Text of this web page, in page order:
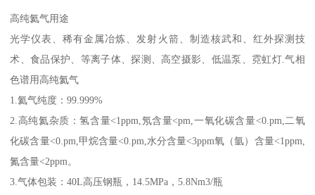
高纯氦气用途
光学仪表、稀有金属冶炼、发射火箭、制造核武和、红外探测技
术、食品保护、等离子体、探测、高空摄影、低温泵、霓虹灯.气相
色谱用高纯氦气
1.氦气纯度：99.999%
2.高纯氦杂质：氢含量<1ppm,氖含量<pm,一氧化碳含量<0.pm,二氧
化碳含量<0.pm,甲烷含量<0.pm,水分含量<3ppm氧（氩）含量<1ppm,
氮含量<2ppm。
3.气体包装：40L高压钢瓶，14.5MPa，5.8Nm3/瓶